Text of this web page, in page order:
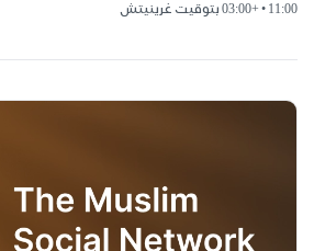
11:00 • +03:00 بتوقيت غرينيتش